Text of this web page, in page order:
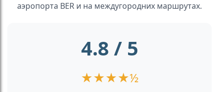
аэропорта BER и на междугородних маршрутах.
4.8 / 5
★★★★½